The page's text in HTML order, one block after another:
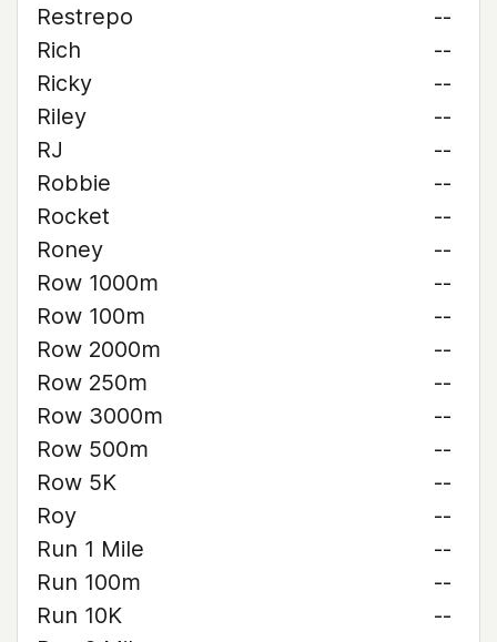
Restrepo
--
Rich
--
Ricky
--
Riley
--
RJ
--
Robbie
--
Rocket
--
Roney
--
Row 1000m
--
Row 100m
--
Row 2000m
--
Row 250m
--
Row 3000m
--
Row 500m
--
Row 5K
--
Roy
--
Run 1 Mile
--
Run 100m
--
Run 10K
--